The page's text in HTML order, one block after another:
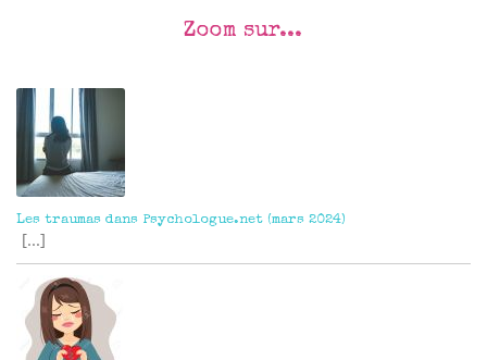
Outils :
Zoom sur...
Les traumas dans Psychologue.net (mars 2024)
[...]